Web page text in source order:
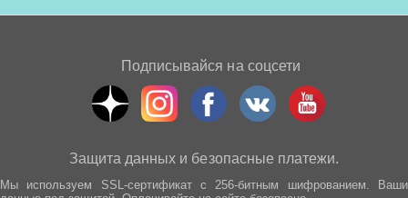
Подписывайся на соцсети
Защита данных и безопасные платежи.
Мы используем SSL-сертификат с 256-битным шифрованием. Ваши